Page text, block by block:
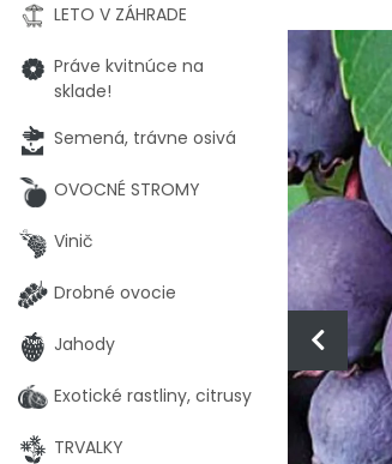
LETO V ZÁHRADE
Práve kvitnúce na
sklade!
Semená, trávne osivá
OVOCNÉ STROMY
Vinič
Drobné ovocie
Jahody
Exotické rastliny, citrusy
TRVALKY